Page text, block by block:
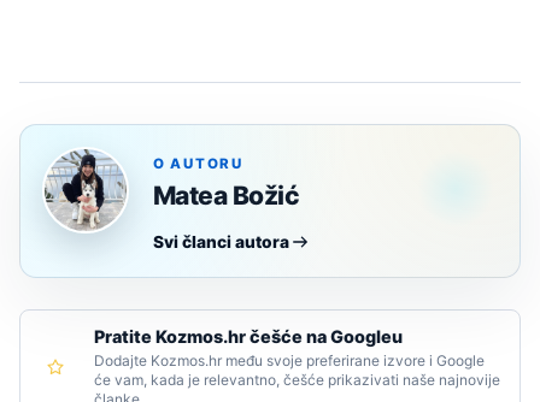
O AUTORU
Matea Božić
Svi članci autora
Pratite Kozmos.hr češće na Googleu
Dodajte Kozmos.hr među svoje preferirane izvore i Google
će vam, kada je relevantno, češće prikazivati naše najnovije